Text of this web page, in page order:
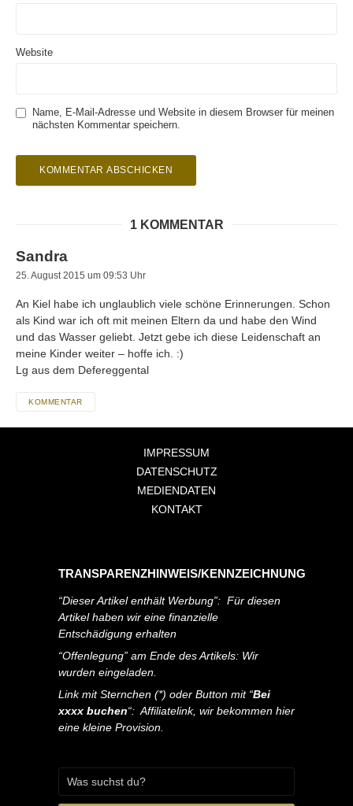
Website
Name, E-Mail-Adresse und Website in diesem Browser für meinen
nächsten Kommentar speichern.
1 KOMMENTAR
Sandra
25. August 2015 um 09:53 Uhr
An Kiel habe ich unglaublich viele schöne Erinnerungen. Schon
als Kind war ich oft mit meinen Eltern da und habe den Wind
und das Wasser geliebt. Jetzt gebe ich diese Leidenschaft an
meine Kinder weiter – hoffe ich. :)
Lg aus dem Defereggental
KOMMENTAR
IMPRESSUM
DATENSCHUTZ
MEDIENDATEN
KONTAKT
TRANSPARENZHINWEIS/KENNZEICHNUNG
“Dieser Artikel enthält Werbung”: Für diesen
Artikel haben wir eine finanzielle
Entschädigung erhalten
“Offenlegung” am Ende des Artikels: Wir
wurden eingeladen.
Link mit Sternchen (*) oder Button mit “Bei
xxxx buchen“: Affiliatelink, wir bekommen hier
eine kleine Provision.